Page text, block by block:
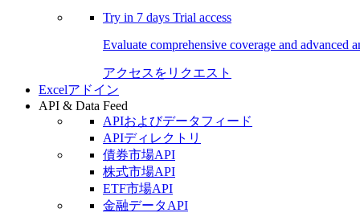
Try in 7 days Trial access
Evaluate comprehensive coverage and advanced
アクセスをリクエスト
Excelアドイン
API & Data Feed
APIおよびデータフィード
APIディレクトリ
債券市場API
株式市場API
ETF市場API
金融データAPI